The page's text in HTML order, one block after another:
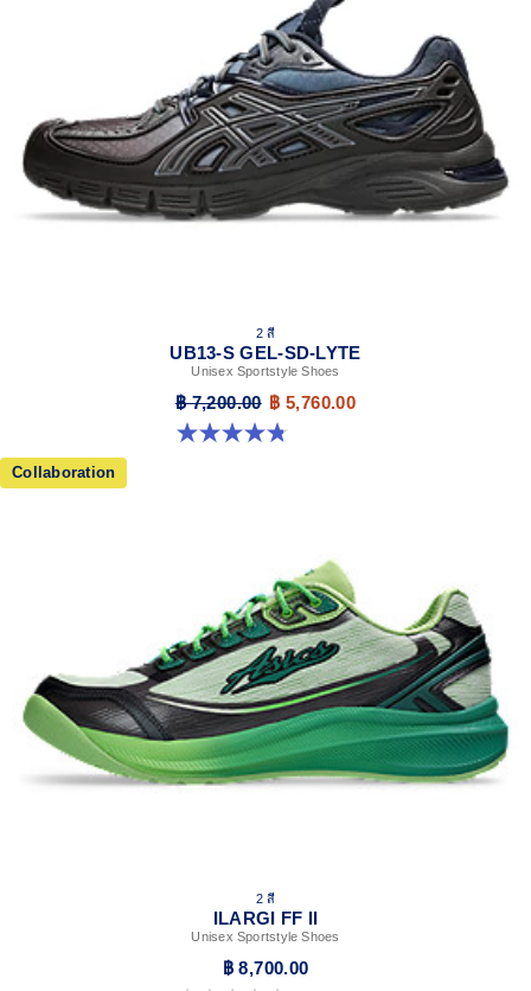
2 สี
UB13-S GEL-SD-LYTE
Unisex Sportstyle Shoes
฿ 7,200.00 ฿ 5,760.00
4.8 จาก 5 ดาว 4 รีวิว
Collaboration
2 สี
ILARGI FF II
Unisex Sportstyle Shoes
฿ 8,700.00